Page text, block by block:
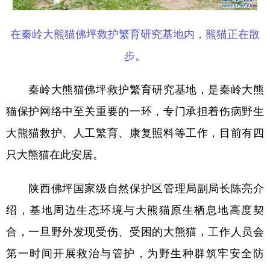
在秦岭大熊猫佛坪救护繁育研究基地内，熊猫正在散
步。
秦岭大熊猫佛坪救护繁育研究基地，是秦岭大熊
猫保护网络中至关重要的一环，专门承担着伤病野生
大熊猫救护、人工繁育、康复照料等工作，目前有四
只大熊猫在此安居。
陕西佛坪国家级自然保护区管理局副局长陈亮介
绍，基地周边生态环境与大熊猫原生栖息地高度契
合，一旦野外发现受伤、受困的大熊猫，工作人员会
第一时间开展救治与管护，为野生种群筑牢安全防